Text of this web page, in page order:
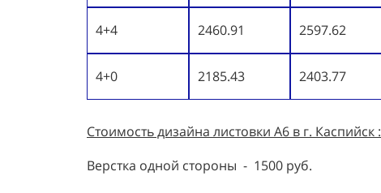
4+4 2460.91 2597.62
4+0 2185.43 2403.77
Стоимость дизайна листовки А6 в г. Каспийск :
Верстка одной стороны - 1500 руб.